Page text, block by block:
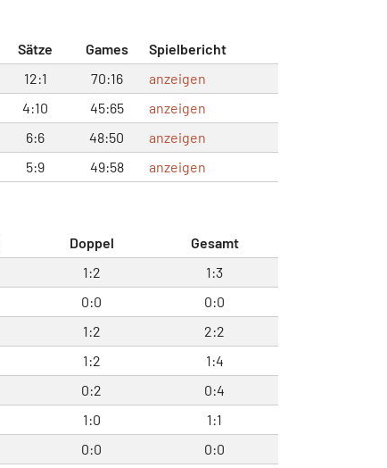
Sätze Games
Spielbericht
12:1 70:16
anzeigen
4:10 45:65
anzeigen
6:6 48:50
anzeigen
5:9 49:58 anzeigen
Doppel
Gesamt
1:2
1:3
0:0
0:0
1:2
2:2
1:2
1:4
0:2
0:4
1:0
1:1
0:0
0:0